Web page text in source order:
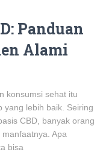
Panduan
Alami
konsumsi sehat itu
yang lebih baik. Seiring
CBD, banyak orang
Apa
bisa